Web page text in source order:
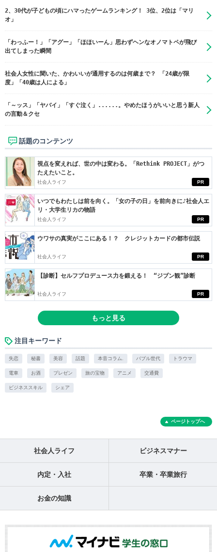
2、30代が子どもの頃にハマったゲームランキング！ 3位、2位は「マリ
オ」
「わっふー！」「アグー」「ほほいーん」思わずヘンなオノマトペが飛び
出てしまった瞬間
社会人女性に聞いた、かわいいが通用するのは何歳まで？ 「24歳が限
度」「40歳は人による」
「～ッス」「ヤバイ」「すぐ泣く」......。やめたほうがいいと思う新人
の言動＆クセ
話題のコンテンツ
PR
視点を変えれば、世の中は変わる。「Rethink PROJECT」がつ
たえたいこと。
社会人ライフ
PR
いつでもわたしは前を向く。「女の子の日」を前向きに♪社会人エ
リ・大学生リカの物語
社会人ライフ
PR
ウワサの真実がここにある！？ クレジットカードの都市伝説
社会人ライフ
PR
【診断】セルフプロデュース力を鍛える！ “ジブン観”診断
社会人ライフ
もっと見る
注目キーワード
失恋 秘書 美容 話題 本音コラム. バブル世代 トラウマ
電車 お酒 プレゼン 旅の宝物 アニメ 交通費
ビジネススキル シェア
ページトップへ
社会人ライフ ビジネスマナー
内定・入社 卒業・卒業旅行
お金の知識